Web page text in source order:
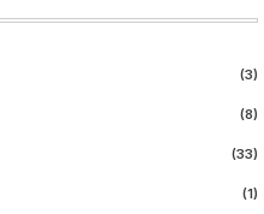
(3)
(8)
(33)
(1)